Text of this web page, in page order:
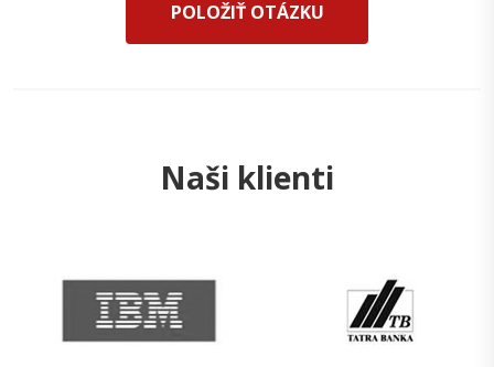
POLOŽIŤ OTÁZKU
Naši klienti